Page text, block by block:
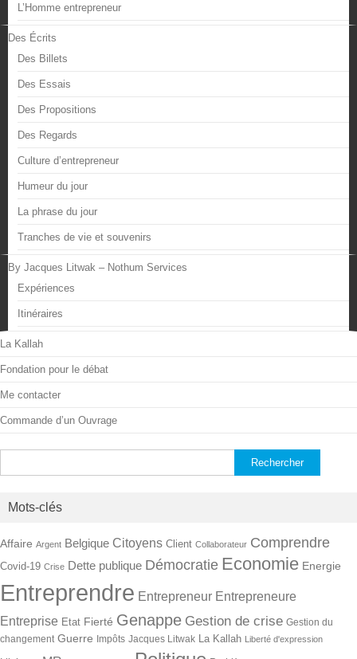
L’Homme entrepreneur
Des Écrits
Des Billets
Des Essais
Des Propositions
Des Regards
Culture d’entrepreneur
Humeur du jour
La phrase du jour
Tranches de vie et souvenirs
By Jacques Litwak – Nothum Services
Expériences
Itinéraires
La Kallah
Fondation pour le débat
Me contacter
Commande d’un Ouvrage
Mots-clés
Affaire Argent Belgique Citoyens Client Collaborateur Comprendre
Covid-19 Crise Dette publique Démocratie Economie Energie
Entreprendre Entrepreneur Entrepreneure
Entreprise Etat Fierté Genappe Gestion de crise Gestion du
changement Guerre Impôts Jacques Litwak La Kallah Liberté d'expression